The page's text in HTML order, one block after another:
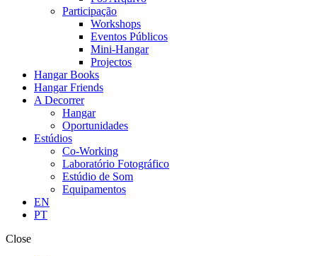
Participação
Workshops
Eventos Públicos
Mini-Hangar
Projectos
Hangar Books
Hangar Friends
A Decorrer
Hangar
Oportunidades
Estúdios
Co-Working
Laboratório Fotográfico
Estúdio de Som
Equipamentos
EN
PT
Close